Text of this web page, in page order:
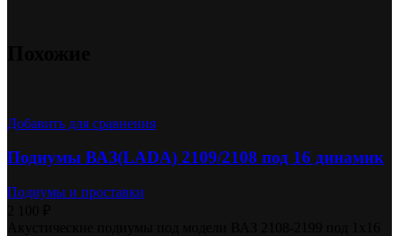
Добавить для сравнения
Подиумы ВАЗ(LADA) 2109/2108 под 16 динамик
Подиумы и проставки